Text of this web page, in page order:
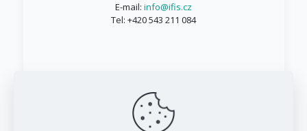
E-mail: info@ifis.cz
Tel: +420 543 211 084